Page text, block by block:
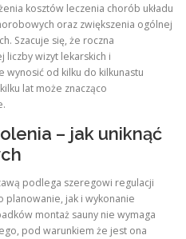
kosztów leczenia chorób układu
oraz zwiększenia ogólnej
Szacuje się, że roczna
liczby wizyt lekarskich i
wynosić od kilku do kilkunastu
lat może znacząco
– jak uniknąć
podlega szeregowi regulacji
jak i wykonanie
montaż sauny nie wymaga
pod warunkiem że jest ona